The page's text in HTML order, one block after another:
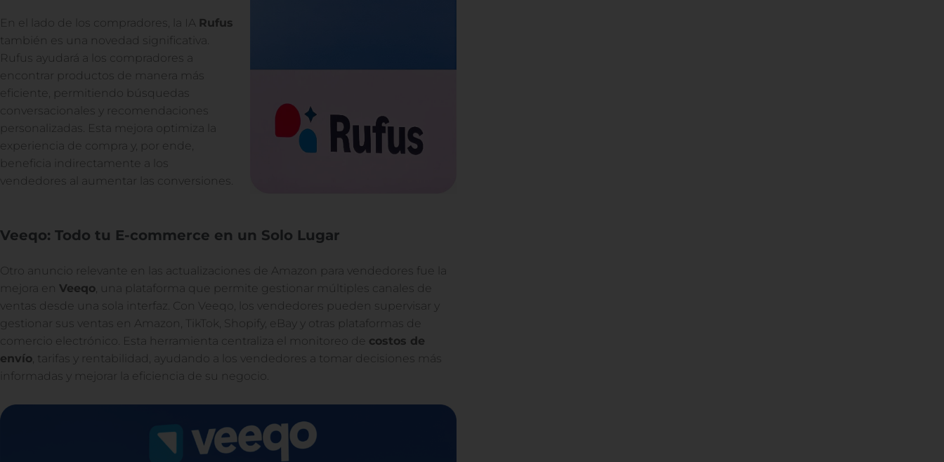
En el lado de los compradores, la IA Rufus
también es una novedad significativa.
Rufus ayudará a los compradores a
encontrar productos de manera más
eficiente, permitiendo búsquedas
conversacionales y recomendaciones
personalizadas. Esta mejora optimiza la
experiencia de compra y, por ende,
beneficia indirectamente a los
vendedores al aumentar las conversiones.
Veeqo: Todo tu E-commerce en un Solo Lugar
Otro anuncio relevante en las actualizaciones de Amazon para vendedores fue la
mejora en Veeqo, una plataforma que permite gestionar múltiples canales de
ventas desde una sola interfaz. Con Veeqo, los vendedores pueden supervisar y
gestionar sus ventas en Amazon, TikTok, Shopify, eBay y otras plataformas de
comercio electrónico. Esta herramienta centraliza el monitoreo de costos de
envío, tarifas y rentabilidad, ayudando a los vendedores a tomar decisiones más
informadas y mejorar la eficiencia de su negocio.